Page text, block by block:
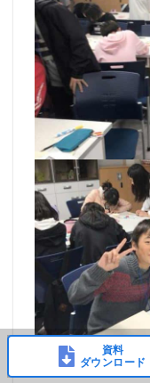
資料
ダウンロード